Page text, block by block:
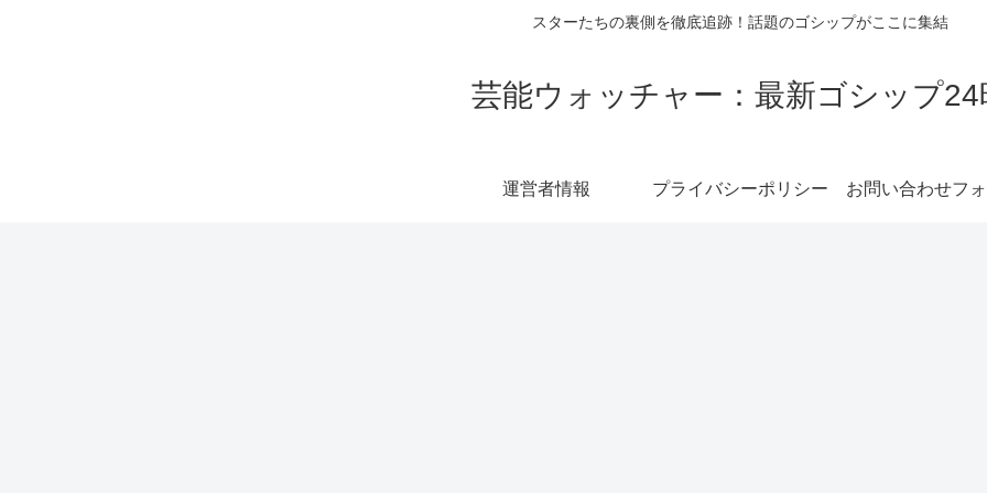
スターたちの裏側を徹底追跡！話題のゴシップがここに集結
芸能ウォッチャー：最新ゴシップ24
運営者情報 プライバシーポリシー お問い合わせフ